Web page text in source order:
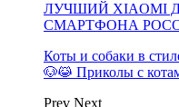
ЛУЧШИЙ XIAOMI
СМАРТФОНА
Коты и собаки в
🐶😹 Приколы с
Prev Next